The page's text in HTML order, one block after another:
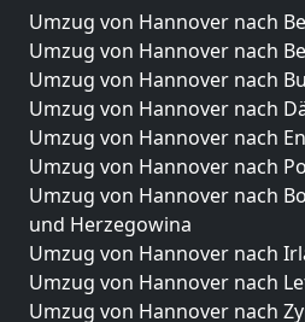
Umzug von Hannover nach
Umzug von Hannover nach
Umzug von Hannover nach
Umzug von Hannover nach
Umzug von Hannover nach
Umzug von Hannover nach
Umzug von Hannover nach
und Herzegowina
Umzug von Hannover nach
Umzug von Hannover nach
Umzug von Hannover nach